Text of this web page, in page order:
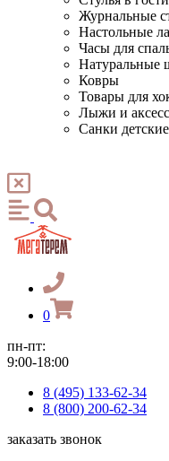
Журнальные
Настольные
Часы для
Натуральные
Ковры
Товары для
Лыжи и
Санки детские
0
пн-пт:
9:00-18:00
8 (495) 133-62-34
8 (800) 200-62-34
заказать звонок